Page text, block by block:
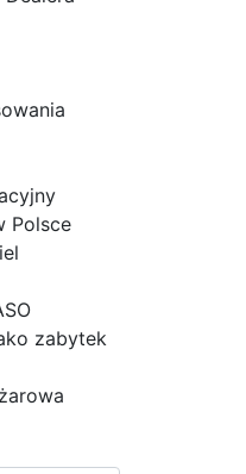
Polsce
zabytek